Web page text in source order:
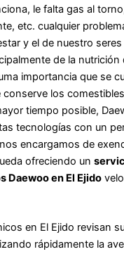
le falta gas al
etc. cualquier
y el de nuestro
de la nutrición
importancia que se
los
tiempo posible,
tecnologías con un
encargamos de
ofreciendo un
Daewoo en El Ejido
en El Ejido revisan
rápidamente la